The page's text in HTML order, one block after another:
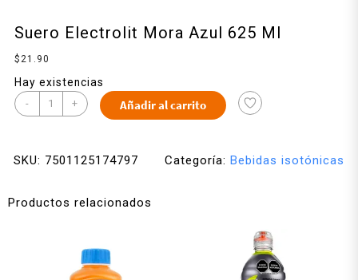
Suero Electrolit Mora Azul 625 Ml
$21.90
Hay existencias
- + Añadir al carrito
SKU: 7501125174797 Categoría: Bebidas isotónicas
Productos relacionados